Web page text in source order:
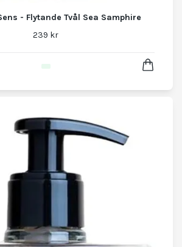
- Flytande Tvål Sea Samphire
239 kr